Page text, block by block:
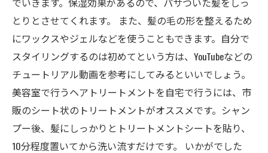
とりとさせてくれます。 また、髪の毛の形を整えるため
にワックスやジェルなどを使うこともできます。自分で
スタイリングするのは初めてという方は、YouTubeなどの
チュートリアル動画を参考にしてみるといいでしょう。
美容室で行うヘアトリートメントを自宅で行うには、市
販のシート状のトリートメントがオススメです。シャン
プー後、髪にしっかりとトリートメントシートを貼り、
10分程度置いてから洗い流すだけです。 いかがでした